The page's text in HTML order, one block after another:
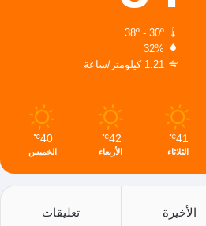
38º - 30º
32%
1.21 كيلومتر/ساعة
41
℃
الثلاثاء
42
℃
الأربعاء
40
℃
الخميس
الأخيرة تعليقات